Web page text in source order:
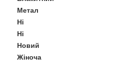
Метал
Ні
Ні
Новий
Жіноча